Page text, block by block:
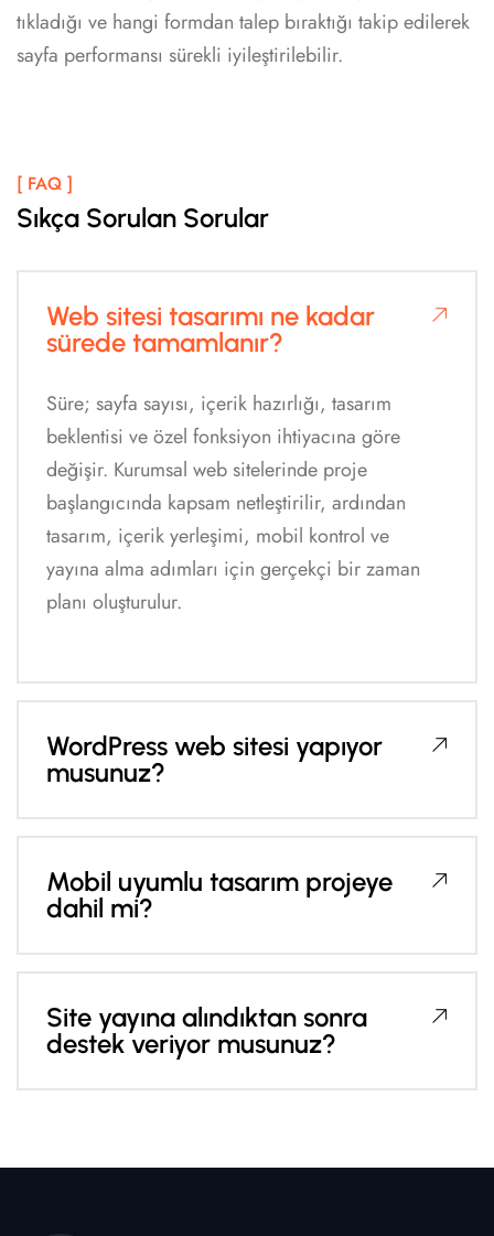
tıkladığı ve hangi formdan talep bıraktığı takip edilerek
sayfa performansı sürekli iyileştirilebilir.
[ FAQ ]
Sıkça Sorulan Sorular
Web sitesi tasarımı ne kadar
sürede tamamlanır?
Süre; sayfa sayısı, içerik hazırlığı, tasarım
beklentisi ve özel fonksiyon ihtiyacına göre
değişir. Kurumsal web sitelerinde proje
başlangıcında kapsam netleştirilir, ardından
tasarım, içerik yerleşimi, mobil kontrol ve
yayına alma adımları için gerçekçi bir zaman
planı oluşturulur.
WordPress web sitesi yapıyor
musunuz?
Mobil uyumlu tasarım projeye
dahil mi?
Site yayına alındıktan sonra
destek veriyor musunuz?